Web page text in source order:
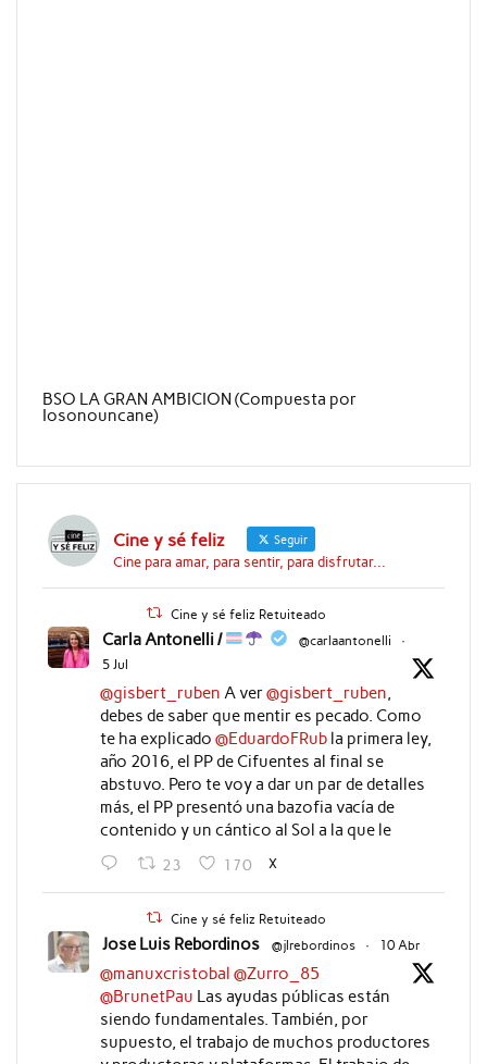
BSO LA GRAN AMBICION (Compuesta por
Iosonouncane)
Cine y sé feliz Seguir
Cine para amar, para sentir, para disfrutar...
Cine y sé feliz Retuiteado
Carla Antonelli / @carlaantonelli
·
5 Jul
@gisbert_ruben A ver@gisbert_ruben
debes de saber que mentir es pecado. Como
te ha explicado @EduardoFRubla primera ley,
año 2016, el PP de Cifuentes al final se
abstuvo. Pero te voy a dar un par de detalles
más, el PP presentó una bazofia vacía de
contenido y un cántico al Sol a la que le
23 170 X
Cine y sé feliz Retuiteado
Jose Luis Rebordinos @jlrebordinos · 10 Abr
@manuxcristobal @Zurro_85
@BrunetPau Las ayudas públicas están
siendo fundamentales. También, por
supuesto, el trabajo de muchos productores